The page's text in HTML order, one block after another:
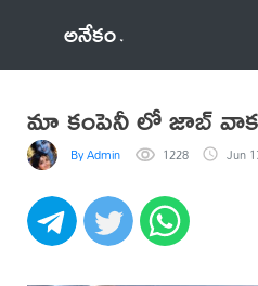
అనేకం
మా కంపెనీ లో జాబ్
By Admin 1228 Jun